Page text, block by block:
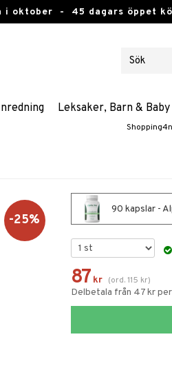
i oktober - 45 dagars öppet
Leksaker, Barn & Baby
-25%
90 kapslar -
87 kr (ord.115 kr)
Delbetala från 47 kr